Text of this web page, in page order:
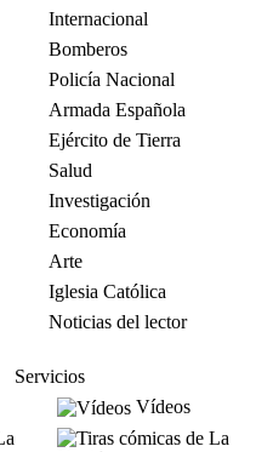
Internacional
Bomberos
Policía Nacional
Armada Española
Ejército de Tierra
Salud
Investigación
Economía
Arte
Iglesia Católica
Noticias del lector
Servicios
Vídeos